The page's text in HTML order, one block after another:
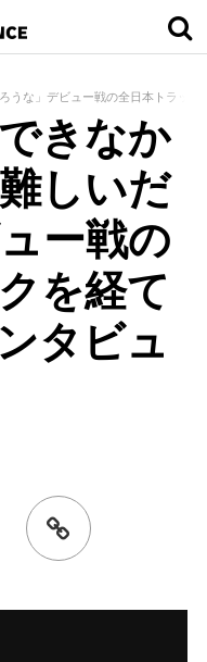
うな」デビュー戦の全日本トラッ
きなか
しいだ
ー戦の
を経て
タビュ